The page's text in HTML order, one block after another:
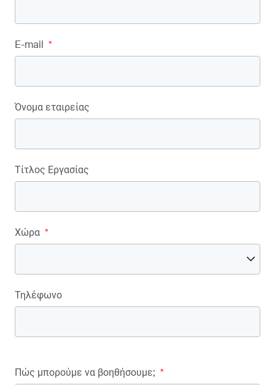
E-mail *
Όνομα εταιρείας
Τίτλος Εργασίας
Χώρα *
Τηλέφωνο
Πώς μπορούμε να βοηθήσουμε; *